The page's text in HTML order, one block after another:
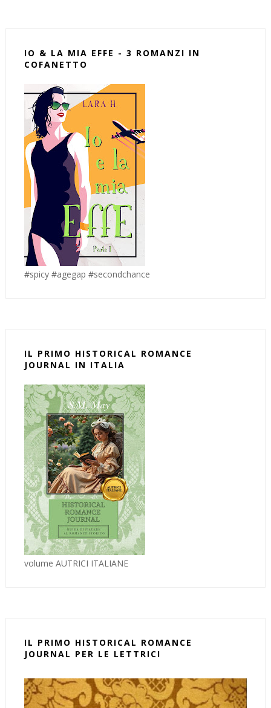
IO & LA MIA EFFE - 3 ROMANZI IN
COFANETTO
#spicy #agegap #secondchance
IL PRIMO HISTORICAL ROMANCE
JOURNAL IN ITALIA
volume AUTRICI ITALIANE
IL PRIMO HISTORICAL ROMANCE
JOURNAL PER LE LETTRICI